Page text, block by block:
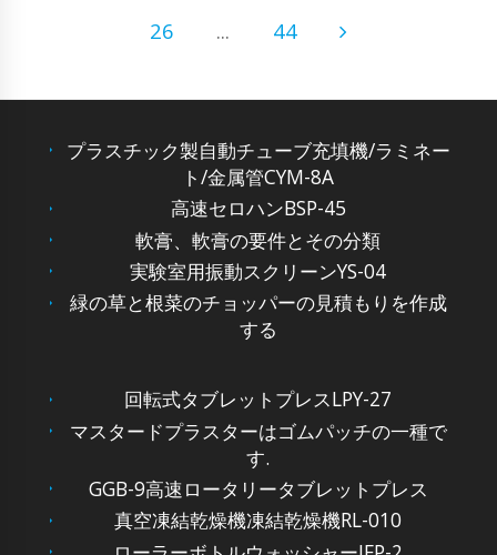
26 ... 44
プラスチック製自動チューブ充填機/ラミネー
ト/金属管CYM-8A
高速セロハンBSP-45
軟膏、軟膏の要件とその分類
実験室用振動スクリーンYS-04
緑の草と根菜のチョッパーの見積もりを作成
する
回転式タブレットプレスLPY-27
マスタードプラスターはゴムパッチの一種で
す.
GGB-9高速ロータリータブレットプレス
真空凍結乾燥機凍結乾燥機RL-010